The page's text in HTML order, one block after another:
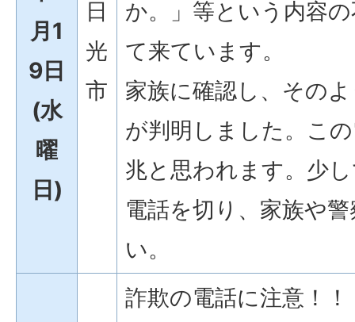
月1
9日
(水
曜
日)
日
光
市
か。」等という内容
て来ています。
家族に確認し、その
が判明しました。こ
兆と思われます。少
電話を切り、家族や
い。
詐欺の電話に注意！！